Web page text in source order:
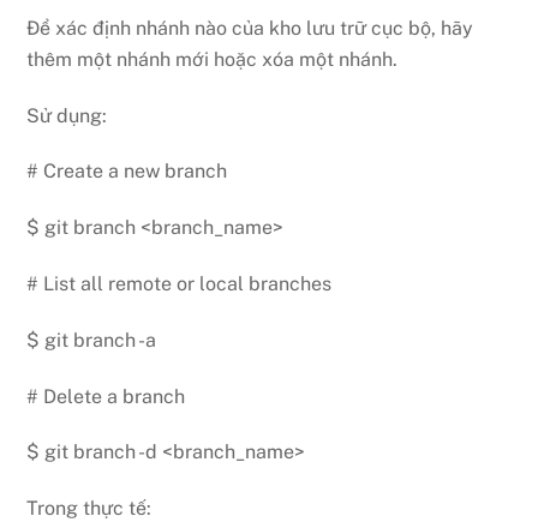
Để xác định nhánh nào của kho lưu trữ cục bộ, hãy
thêm một nhánh mới hoặc xóa một nhánh.
Sử dụng:
# Create a new branch
$ git branch <branch_name>
# List all remote or local branches
$ git branch -a
# Delete a branch
$ git branch -d <branch_name>
Trong thực tế: